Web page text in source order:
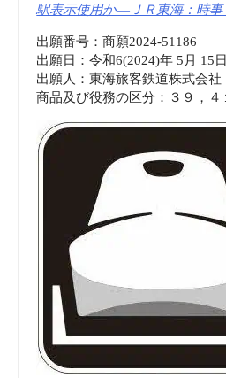
駅表示使用か―ＪＲ東海：時
出願番号：商願2024-51186
出願日：令和6(2024)年 5月 15日
出願人：東海旅客鉄道株式会社
商品及び役務の区分：３９，４